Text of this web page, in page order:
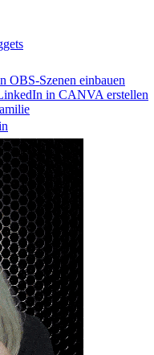
OBS-Szenen einbauen
in CANVA erstellen